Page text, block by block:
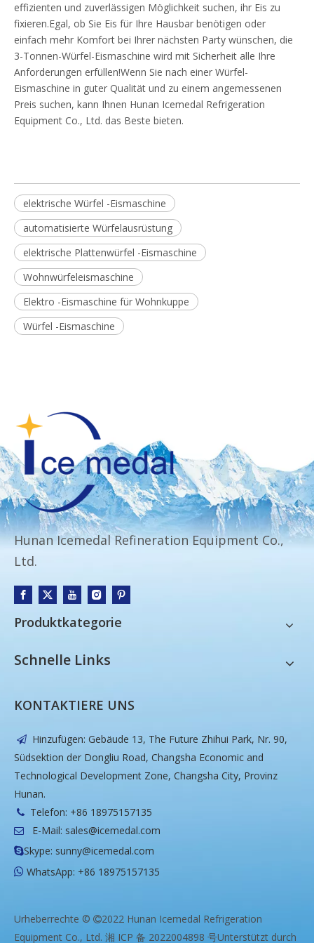
effizienten und zuverlässigen Möglichkeit suchen, ihr Eis zu
fixieren.Egal, ob Sie Eis für Ihre Hausbar benötigen oder
einfach mehr Komfort bei Ihrer nächsten Party wünschen, die
3-Tonnen-Würfel-Eismaschine wird mit Sicherheit alle Ihre
Anforderungen erfüllen!Wenn Sie nach einer Würfel-
Eismaschine in guter Qualität und zu einem angemessenen
Preis suchen, kann Ihnen Hunan Icemedal Refrigeration
Equipment Co., Ltd. das Beste bieten.
elektrische Würfel -Eismaschine
automatisierte Würfelausrüstung
elektrische Plattenwürfel -Eismaschine
Wohnwürfeleismaschine
Elektro -Eismaschine für Wohnkuppe
Würfel -Eismaschine
Hunan Icemedal Refineration Equipment Co.,
Ltd.
Produktkategorie
Schnelle Links
KONTAKTIERE UNS

Hinzufügen: Gebäude 13, The Future Zhihui Park, Nr. 90,
Südsektion der Dongliu Road, Changsha Economic and
Technological Development Zone, Changsha City, Provinz
Hunan.
 Telefon: +86 18975157135
 E-Mail: sales@icemedal.com
Skype: sunny@icemedal.com
 WhatsApp: +86 18975157135
Urheberrechte © 2022 Hunan Icemedal Refrigeration
Equipment Co., Ltd. 湘 ICP 备 2022004898 号Unterstützt durch